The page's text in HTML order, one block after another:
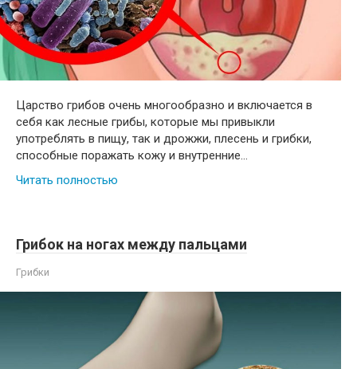
Царство грибов очень многообразно и включается в
себя как лесные грибы, которые мы привыкли
употреблять в пищу, так и дрожжи, плесень и грибки,
способные поражать кожу и внутренние…
Читать полностью
Грибок на ногах между пальцами
Грибки